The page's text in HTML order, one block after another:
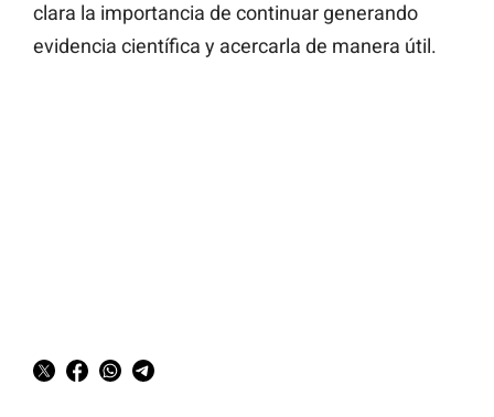
clara la importancia de continuar generando
evidencia científica y acercarla de manera útil.